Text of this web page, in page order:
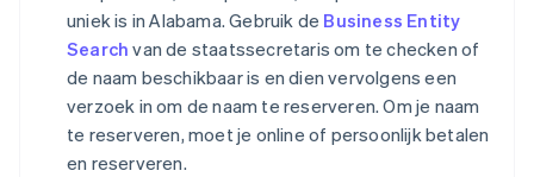
uniek is in Alabama. Gebruik de Business Entity
Search van de staatssecretaris om te checken of
de naam beschikbaar is en dien vervolgens een
verzoek in om de naam te reserveren. Om je naam
te reserveren, moet je online of persoonlijk betalen
en reserveren.